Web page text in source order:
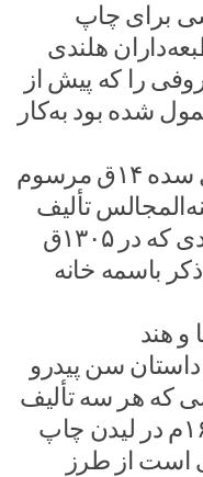
برای چاپ
هلندی
را که پیش از
شده بود به‌کار
استعمال کلمه باسمه تا اوایل سده ۱۴ق مرسوم
تألیف
مجدالدین محمد حسینی مجدی که در ۱۳۰۵ق
باسمه خانه
سن پیدرو
که هر سه تألیف
لودویگ دو دیو است و در ۱۶۳۹م در لیدن چاپ
است از طرز